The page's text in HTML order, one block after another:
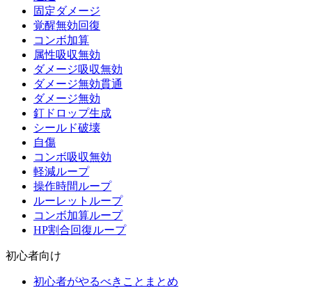
固定ダメージ
覚醒無効回復
コンボ加算
属性吸収無効
ダメージ吸収無効
ダメージ無効貫通
ダメージ無効
釘ドロップ生成
シールド破壊
自傷
コンボ吸収無効
軽減ループ
操作時間ループ
ルーレットループ
コンボ加算ループ
HP割合回復ループ
初心者向け
初心者がやるべきことまとめ